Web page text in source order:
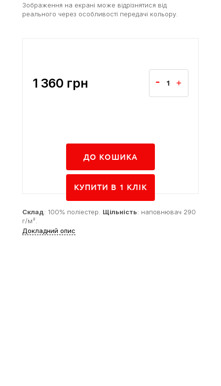
Зображення на екрані може відрізнятися від
реального через особливості передачі кольору.
1 360 грн
ДО КОШИКА
КУПИТИ В 1 КЛIК
Склад: 100% поліестер. Щільність: наповнювач 290
г/м².
Докладний опис